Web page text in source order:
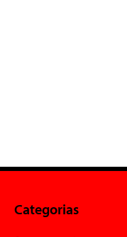
Categorias